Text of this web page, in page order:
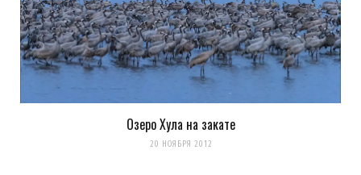
Озеро Хула на закате
20 НОЯБРЯ 2012